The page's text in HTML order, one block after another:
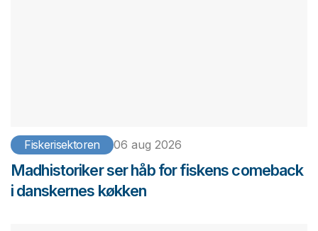
Fiskerisektoren 06 aug 2026
Madhistoriker ser håb for fiskens comeback
i danskernes køkken